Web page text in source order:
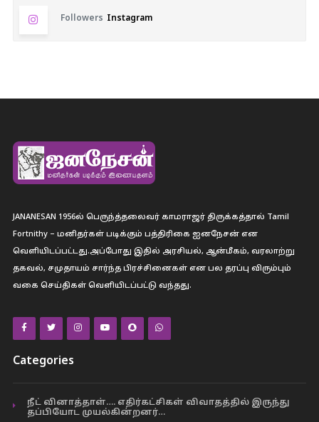
Followers Instagram
JANANESAN 1956ல் பெருந்த்தலைவர் காமராஜர் திருக்கத்தால் Tamil
Fortnithy – மனிதர்கள் படிக்கும் பத்திரிகை ஐனநேசன் என
வெளியிடப்பட்டது.அப்போது இதில் அரசியல், ஆன்மீகம், வரலாற்று
தகவல், சமுதாயம் சார்ந்த பிரச்சினைகள் என பல தரப்பு விரும்பும்
வகை செய்திகள் வெளியிடப்பட்டு வந்தது.
Categories
நீட் வினாத்தாள்…. எதிர்கட்சிகள் விவாதத்தில் இருந்து
தப்பியோட முயல்கின்றனர்…